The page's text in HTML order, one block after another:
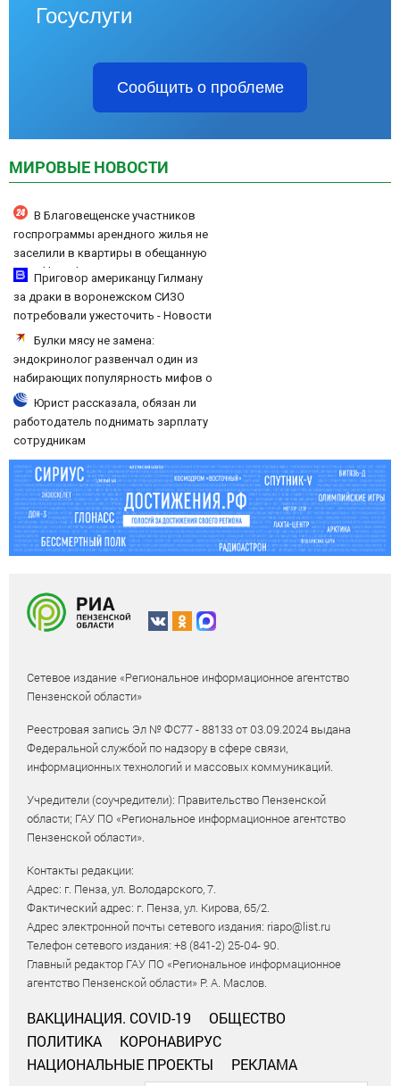
Госуслуги
Сообщить о проблеме
МИРОВЫЕ НОВОСТИ
В Благовещенске участников
госпрограммы арендного жилья не
заселили в квартиры в обещанную
дату (ФОТО)
Приговор американцу Гилману
за драки в воронежском СИЗО
потребовали ужесточить - Новости
на Вести.ru
Булки мясу не замена:
эндокринолог развенчал один из
набирающих популярность мифов о
питанииЮрист рассказала, обязан ли
работодатель поднимать зарплату
сотрудникам
Сетевое издание «Региональное информационное агентство
Пензенской области»
Реестровая запись Эл № ФС77 - 88133 от 03.09.2024 выдана
Федеральной службой по надзору в сфере связи,
информационных технологий и массовых коммуникаций.
Учредители (соучредители): Правительство Пензенской
области; ГАУ ПО «Региональное информационное агентство
Пензенской области».
Контакты редакции:
Адрес: г. Пенза, ул. Володарского, 7.
Фактический адрес: г. Пенза, ул. Кирова, 65/2.
Адрес электронной почты сетевого издания: riapo@list.ru
Телефон сетевого издания: +8 (841-2) 25-04- 90.
Главный редактор ГАУ ПО «Региональное информационное
агентство Пензенской области» Р. А. Маслов.
ВАКЦИНАЦИЯ. COVID-19
ОБЩЕСТВО
ПОЛИТИКА
КОРОНАВИРУС
НАЦИОНАЛЬНЫЕ ПРОЕКТЫ
РЕКЛАМА